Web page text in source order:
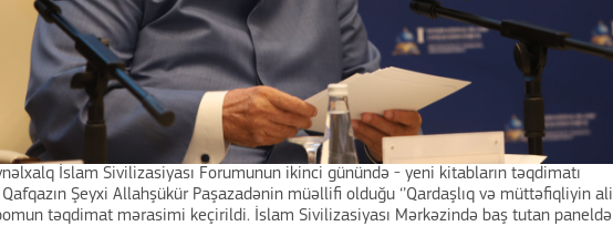
İslam Sivilizasiyası Forumunun ikinci günündə - yeni kitabların təqdimatı
Şeyxi Allahşükür Paşazadənin müəllifi olduğu ‘’Qardaşlıq və müttəfiqliyin ali
təqdimat mərasimi keçirildi. İslam Sivilizasiyası Mərkəzində baş tutan paneldə